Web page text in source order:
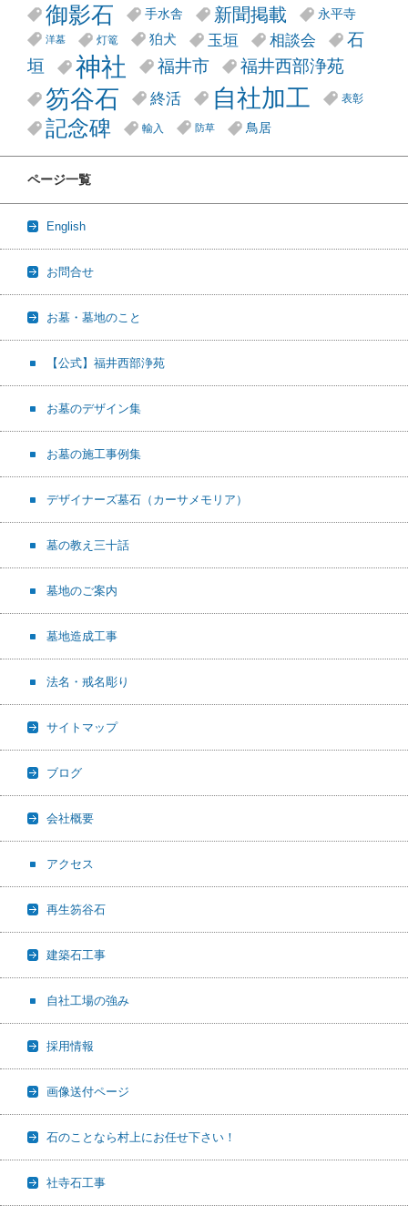
御影石 手水舎 新聞掲載 永平寺
洋墓 灯篭 狛犬 玉垣 相談会
石
垣
神社 福井市 福井西部浄苑
笏谷石 終活 自社加工 表彰
記念碑 輸入 防草 鳥居
ページ一覧
English
お問合せ
お墓・墓地のこと
【公式】福井西部浄苑
お墓のデザイン集
お墓の施工事例集
デザイナーズ墓石（カーサメモリア）
墓の教え三十話
墓地のご案内
墓地造成工事
法名・戒名彫り
サイトマップ
ブログ
会社概要
アクセス
再生笏谷石
建築石工事
自社工場の強み
採用情報
画像送付ページ
石のことなら村上にお任せ下さい！
社寺石工事